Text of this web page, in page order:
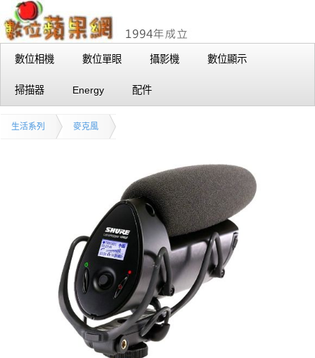
數位相機 數位單眼 攝影機 數位顯示
掃描器 Energy 配件
生活系列 麥克風